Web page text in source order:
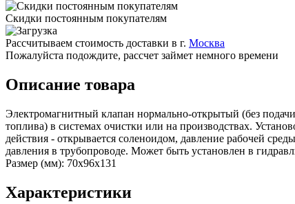
Скидки постоянным покупателям
Рассчитываем стоимость доставки в г. Москва
Пожалуйста подождите, рассчет займет немного времени
Описание товара
Электромагнитный клапан нормально-открытый (без
топлива) в системах очистки или на производствах.
действия - открывается соленоидом, давление рабочей
давления в трубопроводе. Может быть установлен в
Размер (мм): 70x96x131
Характеристики